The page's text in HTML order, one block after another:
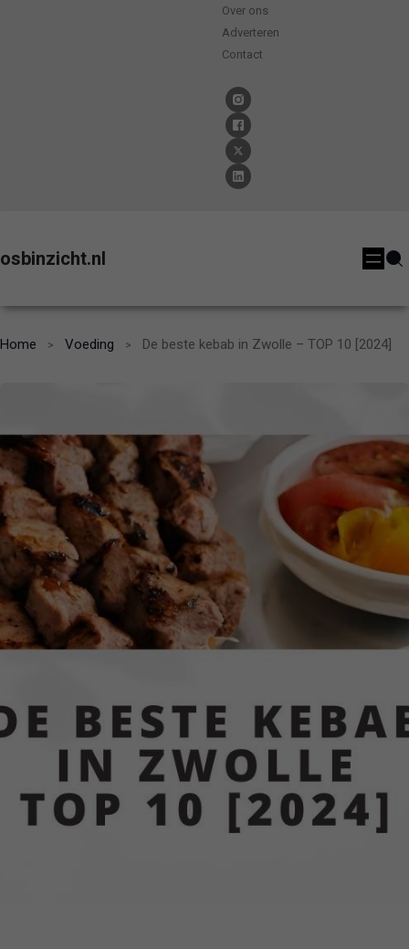
Over ons
Adverteren
Contact
osbinzicht.nl
Home Voeding De beste kebab in Zwolle – TOP 10 [2024]